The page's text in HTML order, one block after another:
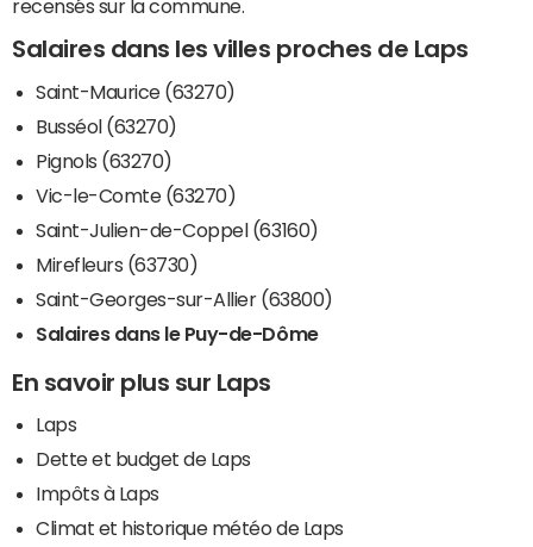
recensés sur la commune.
Salaires dans les villes proches de Laps
Saint-Maurice (63270)
Busséol (63270)
Pignols (63270)
Vic-le-Comte (63270)
Saint-Julien-de-Coppel (63160)
Mirefleurs (63730)
Saint-Georges-sur-Allier (63800)
Salaires dans le Puy-de-Dôme
En savoir plus sur Laps
Laps
Dette et budget de Laps
Impôts à Laps
Climat et historique météo de Laps